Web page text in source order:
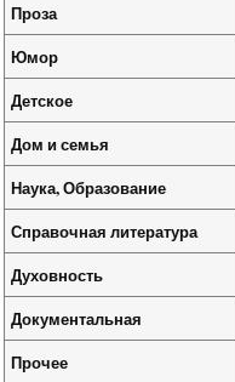
Проза
Юмор
Детское
Дом и семья
Наука, Образование
Справочная литература
Духовность
Документальная
Прочее